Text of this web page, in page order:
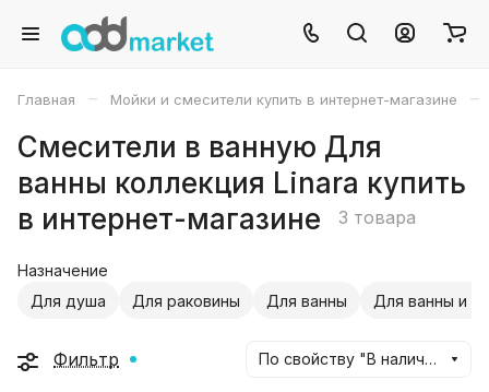
Главная – Мойки и смесители купить в интернет-магазине –
Смесители в ванную Для
ванны коллекция Linara купить
в интернет-магазине
3 товара
Назначение
Для душа
Для раковины Для ванны Для ванны и
Фильтр По свойству "В наличии" (убывание)